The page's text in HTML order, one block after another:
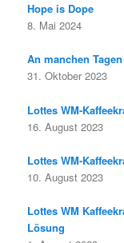
Hope is Dope
8. Mai 2024
An manchen Tagen
31. Oktober 2023
Lottes WM-
16. August 2023
Lottes WM-
10. August 2023
Lottes WM
Lösung